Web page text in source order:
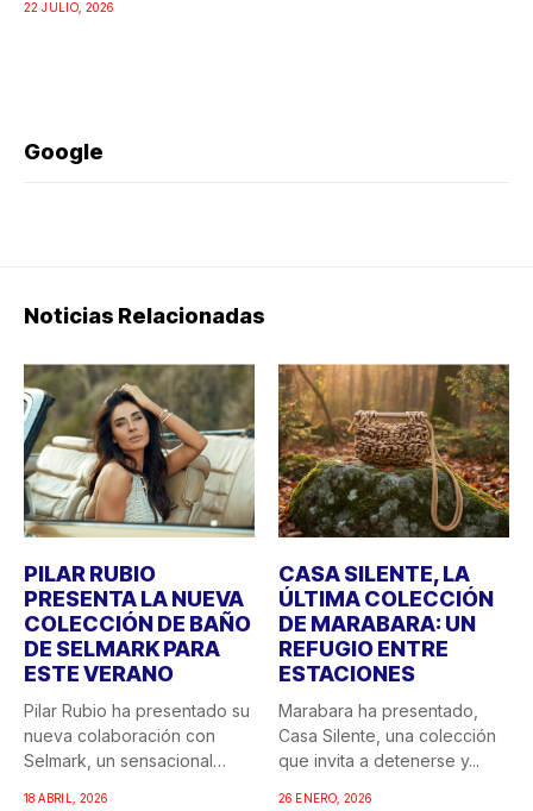
22 JULIO, 2026
Google
Noticias Relacionadas
PILAR RUBIO
PRESENTA LA NUEVA
COLECCIÓN DE BAÑO
DE SELMARK PARA
ESTE VERANO
Pilar Rubio ha presentado su
nueva colaboración con
Selmark, un sensacional
18 ABRIL, 2026
CASA SILENTE, LA
ÚLTIMA COLECCIÓN
DE MARABARA: UN
REFUGIO ENTRE
ESTACIONES
Marabara ha presentado,
Casa Silente, una colección
que invita a detenerse y...
26 ENERO, 2026